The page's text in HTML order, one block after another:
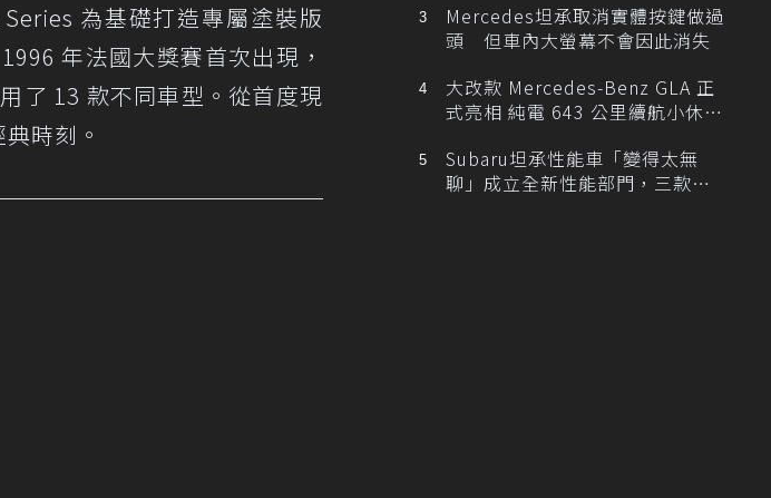
為基礎打造專屬塗裝版
年法國大獎賽首次出現，
了 13 款不同車型。從首度現
時刻。
Mercedes坦承取消實體按鍵做過
頭 但車內大螢幕不會因此消失
大改款 Mercedes-Benz GLA 正
式亮相 純電 643 公里續航小休
Subaru坦承性能車「變得太無
聊」成立全新性能部門，三款手